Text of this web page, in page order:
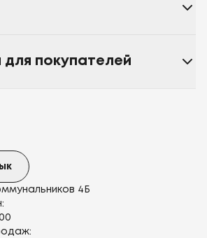
покупателей
4Б